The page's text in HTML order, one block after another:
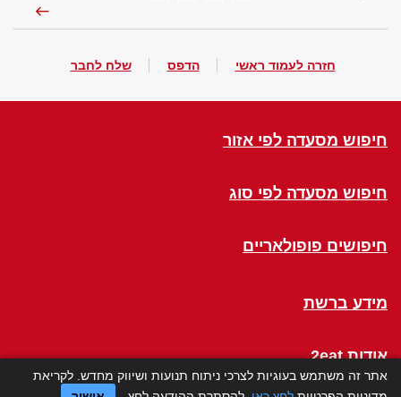
חזרה לעמוד ראשי הדפס שלח לחבר
חיפוש מסעדה לפי אזור
חיפוש מסעדה לפי סוג
חיפושים פופולאריים
מידע ברשת
אודות 2eat
אתר זה משתמש בעוגיות לצרכי ניתוח תנועות ושיווק מחדש. לקריאת